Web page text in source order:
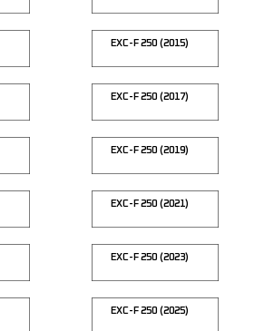
EXC-F 250 (2015)
EXC-F 250 (2017)
EXC-F 250 (2019)
EXC-F 250 (2021)
EXC-F 250 (2023)
EXC-F 250 (2025)